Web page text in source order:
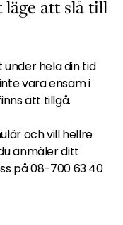
läge att slå till
hela din tid
vara ensam i
att tillgå.
och vill hellre
anmäler ditt
på 08-700 63 40